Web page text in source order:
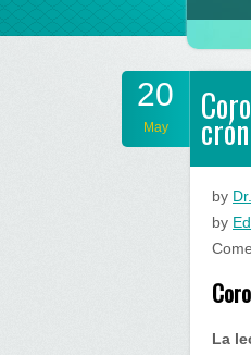
20
May
by
by
La